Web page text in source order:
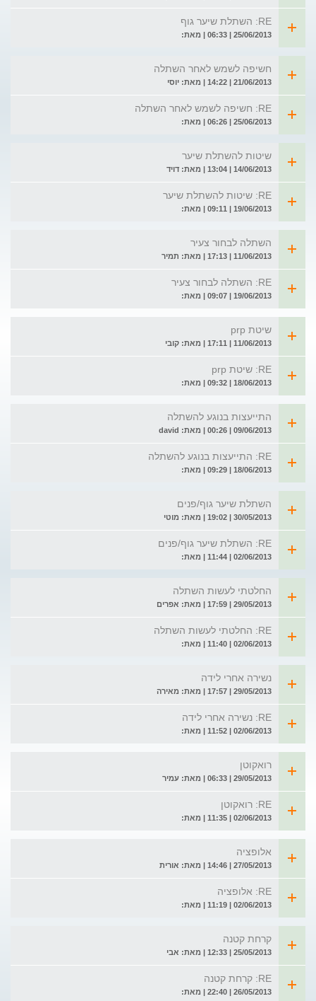
RE: השתלת שיער גוף
25/06/2013 | 06:33 | מאת:
חשיפה לשמש לאחר השתלה
21/06/2013 | 14:22 | מאת: יוסי
RE: חשיפה לשמש לאחר השתלה
25/06/2013 | 06:26 | מאת:
שיטות להשתלת שיער
14/06/2013 | 13:04 | מאת: דויד
RE: שיטות להשתלת שיער
19/06/2013 | 09:11 | מאת:
השתלה לבחור צעיר
11/06/2013 | 17:13 | מאת: תמיר
RE: השתלה לבחור צעיר
19/06/2013 | 09:07 | מאת:
שיטת prp
11/06/2013 | 17:11 | מאת: קובי
RE: שיטת prp
18/06/2013 | 09:32 | מאת:
התייעצות בנוגע להשתלה
09/06/2013 | 00:26 | מאת: david
RE: התייעצות בנוגע להשתלה
18/06/2013 | 09:29 | מאת:
השתלת שיער גוף/פנים
30/05/2013 | 19:02 | מאת: מוטי
RE: השתלת שיער גוף/פנים
02/06/2013 | 11:44 | מאת:
החלטתי לעשות השתלה
29/05/2013 | 17:59 | מאת: אפרים
RE: החלטתי לעשות השתלה
02/06/2013 | 11:40 | מאת:
נשירה אחרי לידה
29/05/2013 | 17:57 | מאת: מאירה
RE: נשירה אחרי לידה
02/06/2013 | 11:52 | מאת:
רואקוטן
29/05/2013 | 06:33 | מאת: עמיר
RE: רואקוטן
02/06/2013 | 11:35 | מאת:
אלופציה
27/05/2013 | 14:46 | מאת: אורית
RE: אלופציה
02/06/2013 | 11:19 | מאת:
קרחת קטנה
25/05/2013 | 12:33 | מאת: אבי
RE: קרחת קטנה
26/05/2013 | 22:40 | מאת: